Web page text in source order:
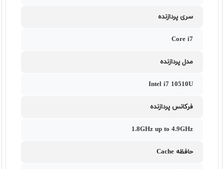
سری پردازنده
Core i7
مدل پردازنده
Intel i7 10510U
فرکانس پردازنده
1.8GHz up to 4.9GHz
حافظه Cache